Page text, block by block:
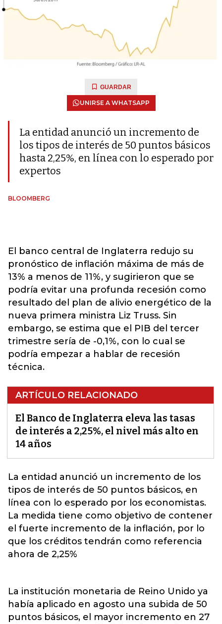
GUARDAR
UNIRSE A WHATSAPP
La entidad anunció un incremento de
los tipos de interés de 50 puntos básicos
hasta 2,25%, en línea con lo esperado por
expertos
BLOOMBERG
El banco central de Inglaterra redujo su
pronóstico de inflación máxima de más de
13% a menos de 11%, y sugirieron que se
podría evitar una profunda recesión como
resultado del plan de alivio energético de la
nueva primera ministra Liz Truss. Sin
embargo, se estima que el PIB del tercer
trimestre sería de -0,1%, con lo cual se
podría empezar a hablar de recesión
técnica.
ARTÍCULO RELACIONADO
El Banco de Inglaterra eleva las tasas
de interés a 2,25%, el nivel más alto en
14 años
La entidad anunció un incremento de los
tipos de interés de 50 puntos básicos, en
línea con lo esperado por los economistas.
La medida tiene como objetivo de contener
el fuerte incremento de la inflación, por lo
que los créditos tendrán como referencia
ahora de 2,25%
La institución monetaria de Reino Unido ya
había aplicado en agosto una subida de 50
puntos básicos, el mayor incremento en 27